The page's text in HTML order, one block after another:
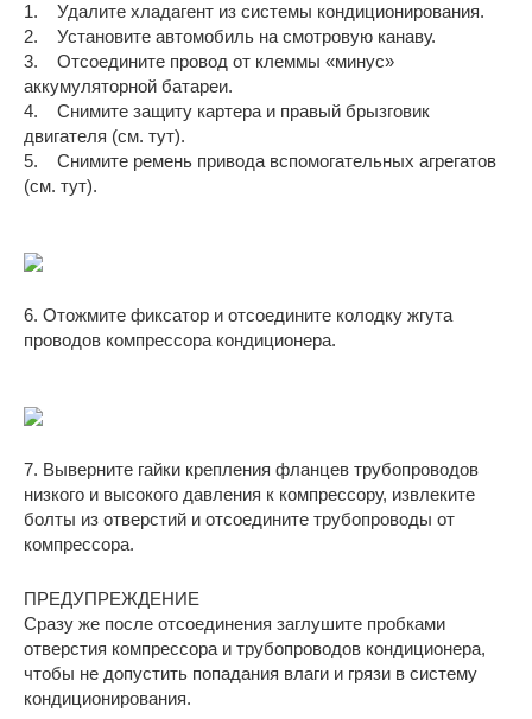
1. Удалите хладагент из системы кондиционирования.
2. Установите автомобиль на смотровую канаву.
3. Отсоедините провод от клеммы «минус»
аккумуляторной батареи.
4. Снимите защиту картера и правый брызговик
двигателя (см. тут).
5. Снимите ремень привода вспомогательных агрегатов
(см. тут).
6. Отожмите фиксатор и отсоедините колодку жгута
проводов компрессора кондиционера.
7. Выверните гайки крепления фланцев трубопроводов
низкого и высокого давления к компрессору, извлеките
болты из отверстий и отсоедините трубопроводы от
компрессора.
ПРЕДУПРЕЖДЕНИЕ
Сразу же после отсоединения заглушите пробками
отверстия компрессора и трубопроводов кондиционера,
чтобы не допустить попадания влаги и грязи в систему
кондиционирования.